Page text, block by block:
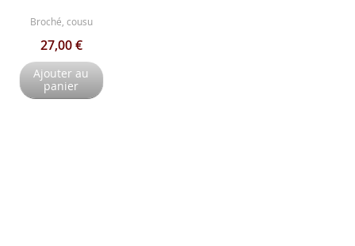
Broché, cousu
27,00 €
Ajouter au
panier